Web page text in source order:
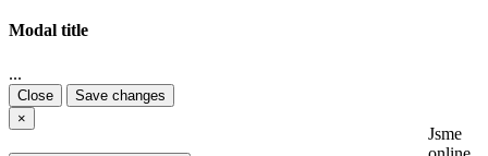
Modal title
...
Close
Save changes
×